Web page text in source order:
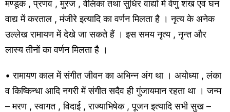
मण्डूक , प्रणव , मुरज , वेलिका तथा सुधिर वाद्यों में वेणु शंख एवं घन
वाद्य में करताल , मंजीरे इत्यादि का वर्णन मिलता है । नृत्य के अनेक
उल्लेख रामायण में देखे जा सकते हैं । इस समय नृत्य , नृन्त और
लास्य तीनों का वर्णन मिलता है ।
• रामायण काल में संगीत जीवन का अभिन्न अंग था । अयोध्या , लंका
व किष्किन्धा आदि नगरी में संगीत सदैव ही गुंजायमान रहता था । जन्म
– मरण , स्वागत , विदाई , राज्याभिषेक , पूजन इत्यादि सभी सुख –